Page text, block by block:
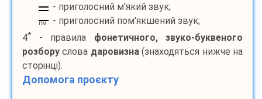
- приголосний м'який звук;
пм
- приголосний пом'якшений звук;
4* - правила фонетичного, звуко-буквеного
розбору слова даровизна(знаходяться нижче на
сторінці).
Допомога проєкту